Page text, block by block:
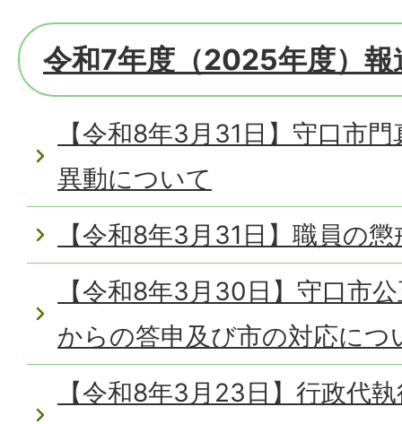
令和7年度（2025年度）報
【令和8年3月31日】守口市
異動について
【令和8年3月31日】職員の
【令和8年3月30日】守口市
からの答申及び市の対応につ
【令和8年3月23日】行政代